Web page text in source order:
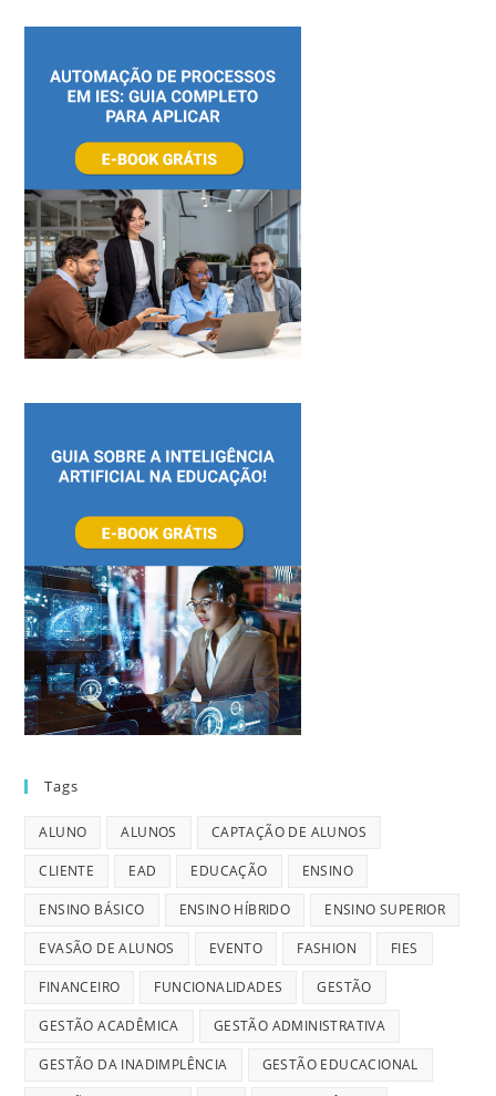
Tags
ALUNO ALUNOS CAPTAÇÃO DE ALUNOS
CLIENTE EAD EDUCAÇÃO ENSINO
ENSINO BÁSICO ENSINO HÍBRIDO ENSINO SUPERIOR
EVASÃO DE ALUNOS EVENTO FASHION FIES
FINANCEIRO FUNCIONALIDADES GESTÃO
GESTÃO ACADÊMICA GESTÃO ADMINISTRATIVA
GESTÃO DA INADIMPLÊNCIA GESTÃO EDUCACIONAL